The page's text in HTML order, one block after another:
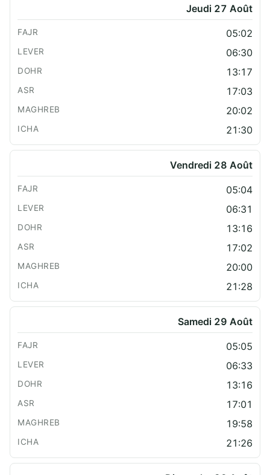
Jeudi 27 Août
05:02
06:30
13:17
17:03
20:02
21:30
Vendredi 28 Août
05:04
06:31
13:16
17:02
20:00
21:28
Samedi 29 Août
05:05
06:33
13:16
17:01
19:58
21:26